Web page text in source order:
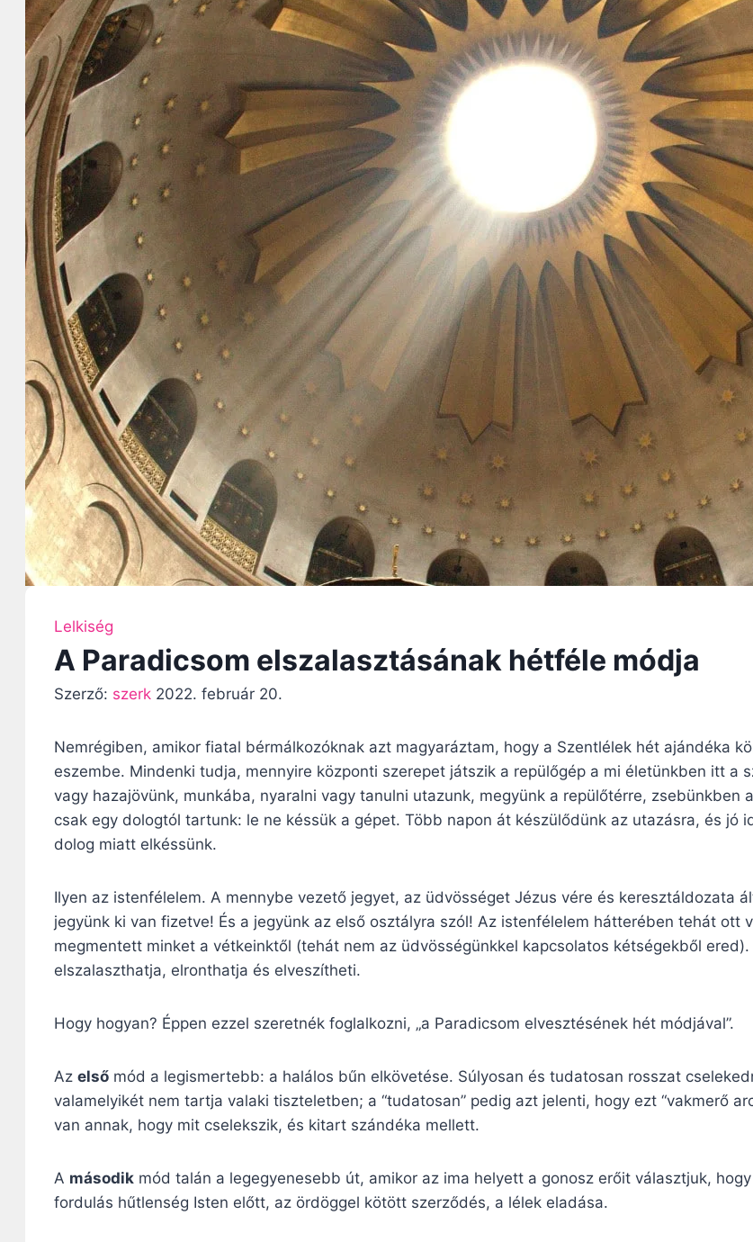
Lelkiség
A Paradicsom elszalasztásának hétféle módja
Szerző: szerk 2022. február 20.
Nemrégiben, amikor fiatal bérmálkozóknak azt magyaráztam, hogy a Szentlélek hét ajándéka
eszembe. Mindenki tudja, mennyire központi szerepet játszik a repülőgép a mi életünkben itt a
vagy hazajövünk, munkába, nyaralni vagy tanulni utazunk, megyünk a repülőtérre, zsebünkben
csak egy dologtól tartunk: le ne késsük a gépet. Több napon át készülődünk az utazásra, és jó
dolog miatt elkéssünk.
Ilyen az istenfélelem. A mennybe vezető jegyet, az üdvösséget Jézus vére és keresztáldozata
jegyünk ki van fizetve! És a jegyünk az első osztályra szól! Az istenfélelem hátterében tehát ott
megmentett minket a vétkeinktől (tehát nem az üdvösségünkkel kapcsolatos kétségekből
elszalaszthatja, elronthatja és elveszítheti.
Hogy hogyan? Éppen ezzel szeretnék foglalkozni, „a Paradicsom elvesztésének hét módjával”.
Az első mód a legismertebb: a halálos bűn elkövetése. Súlyosan és tudatosan rosszat
valamelyikét nem tartja valaki tiszteletben; a “tudatosan” pedig azt jelenti, hogy ezt “vakmerő
van annak, hogy mit cselekszik, és kitart szándéka mellett.
A második mód talán a legegyenesebb út, amikor az ima helyett a gonosz erőit választjuk,
fordulás hűtlenség Isten előtt, az ördöggel kötött szerződés, a lélek eladása.